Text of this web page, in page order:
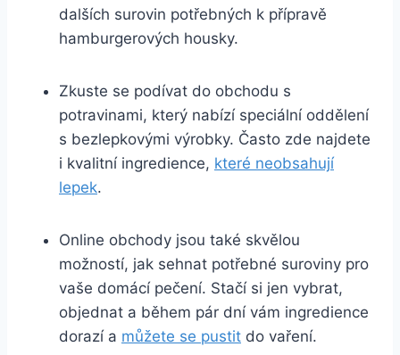
dalších surovin potřebných k přípravě
⁢hamburgerových housky.
Zkuste se podívat do obchodu s
potravinami, který nabízí speciální oddělení
s bezlepkovými výrobky. Často zde najdete
i⁣ kvalitní ingredience, které neobsahují
lepek.
Online obchody jsou‍ také ‍skvělou
možností,​ jak sehnat potřebné suroviny pro
vaše domácí pečení. Stačí si jen vybrat,
objednat a během pár dní vám​ ingredience
dorazí a můžete se pustit do‌ vaření.